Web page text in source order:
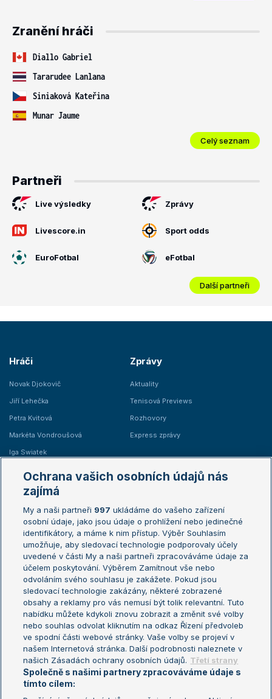
Zranění hráči
Diallo Gabriel
Tararudee Lanlana
Siniaková Kateřina
Munar Jaume
Celý seznam
Partneři
Live výsledky Zprávy
Livescore.in Sport odds
EuroFotbal eFotbal
Další partneři
Hráči
Novak Djokovič
Jiří Lehečka
Petra Kvitová
Markéta Vondroušová
Iga Swiatek
Zprávy
Aktuality
Tenisová Previews
Rozhovory
Express zprávy
Žebříčky
Žebříček ATP (muži)
Žebříček WTA (ženy)
Sázkařský žebříček
Australian Open
French Open
Wimbledon
US Open
Turnaj mistrů
Turnaj mistryň
Aktualní trendy
Fotbalové přestupy
Livesport Daily
LS Prague Open
Ochrana vašich osobních údajů nás
zajímá
My a naši partneři 997 ukládáme do vašeho zařízení
osobní údaje, jako jsou údaje o prohlížení nebo jedinečné
identifikátory, a máme k nim přístup. Výběr Souhlasím
umožňuje, aby sledovací technologie podporovaly účely
uvedené v části My a naši partneři zpracováváme údaje za
účelem poskytování. Výběrem Zamítnout vše nebo
odvoláním svého souhlasu je zakážete. Pokud jsou
sledovací technologie zakázány, některé zobrazené
obsahy a reklamy pro vás nemusí být tolik relevantní. Tuto
nabídku můžete kdykoli znovu zobrazit a změnit své volby
nebo souhlas odvolat kliknutím na odkaz Řízení předvoleb
ve spodní části webové stránky. Vaše volby se projeví v
našem Internetová stránka. Další podrobnosti naleznete v
našich Zásadách ochrany osobních údajů. Třetí strany
Společně s našimi partnery zpracováváme údaje s
tímto cílem: